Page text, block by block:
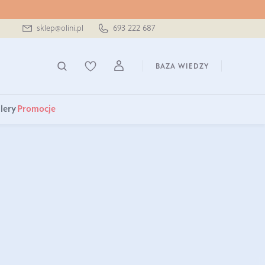
sklep@olini.pl 693 222 687
BAZA WIEDZY
Promocje